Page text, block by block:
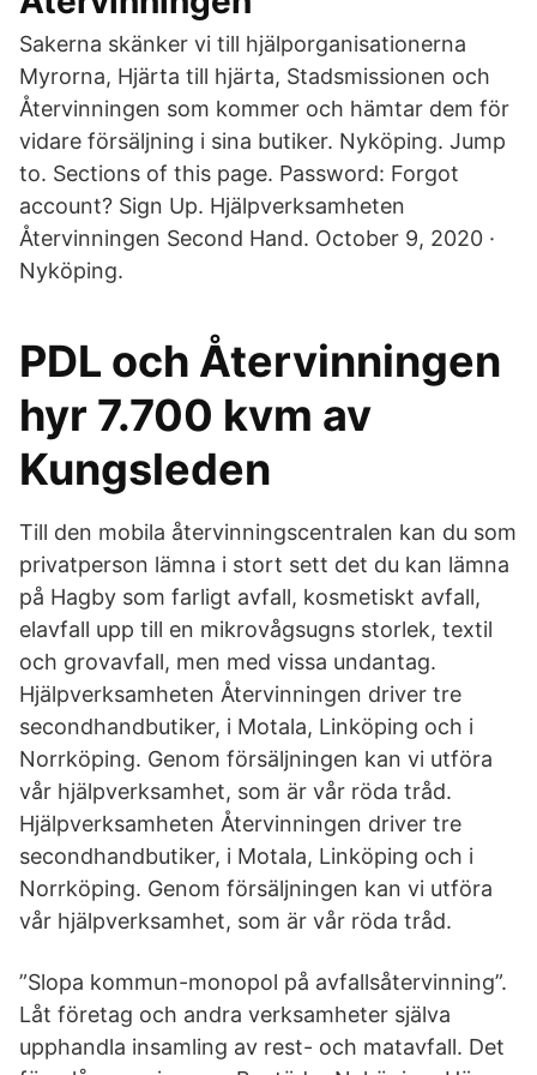
Sakerna skänker vi till hjälporganisationerna
Myrorna, Hjärta till hjärta, Stadsmissionen och
Återvinningen som kommer och hämtar dem för
vidare försäljning i sina butiker. Nyköping. Jump
to. Sections of this page. Password: Forgot
account? Sign Up. Hjälpverksamheten
Återvinningen Second Hand. October 9, 2020 ·
Nyköping.
PDL och Återvinningen
hyr 7.700 kvm av
Kungsleden
Till den mobila återvinningscentralen kan du som
privatperson lämna i stort sett det du kan lämna
på Hagby som farligt avfall, kosmetiskt avfall,
elavfall upp till en mikrovågsugns storlek, textil
och grovavfall, men med vissa undantag.
Hjälpverksamheten Återvinningen driver tre
secondhandbutiker, i Motala, Linköping och i
Norrköping. Genom försäljningen kan vi utföra
vår hjälpverksamhet, som är vår röda tråd.
Hjälpverksamheten Återvinningen driver tre
secondhandbutiker, i Motala, Linköping och i
Norrköping. Genom försäljningen kan vi utföra
vår hjälpverksamhet, som är vår röda tråd.
”Slopa kommun-monopol på avfallsåtervinning”.
Låt företag och andra verksamheter själva
upphandla insamling av rest- och matavfall. Det